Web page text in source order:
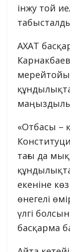
інжу той
АХАТ
«Отбасы –
тағы да
екеніне
өнегелі
үлгі
басқарма